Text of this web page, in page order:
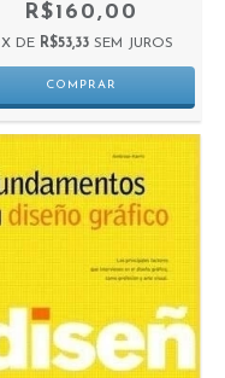
R$160,00
X DE R$53,33 SEM JUROS